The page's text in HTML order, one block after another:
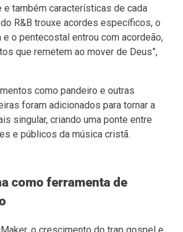
e também características de cada
R&B trouxe acordes específicos, o
e o pentecostal entrou com acordeão,
que remetem ao mover de Deus”,
como pandeiro e outras
foram adicionados para tornar a
singular, criando uma ponte entre
e públicos da música cristã.
como ferramenta de